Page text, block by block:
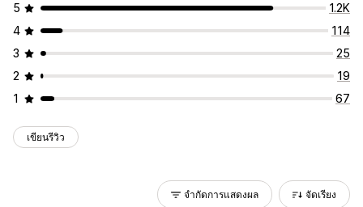
5
1.2K
4
114
3
25
2
19
1
67
เขียนรีวิว
จำกัดการแสดงผล จัดเรียง